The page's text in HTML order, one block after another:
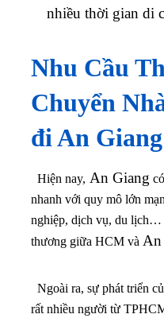
nhiều thời gian di
Nhu Cầu
Chuyển
đi An Giang
Hiện nay, An Giang
nhanh với quy mô lớn
nghiệp, dịch vụ, du lịch…
thương giữa HCM và An
Ngoài ra, sự phát triển
rất nhiều người từ